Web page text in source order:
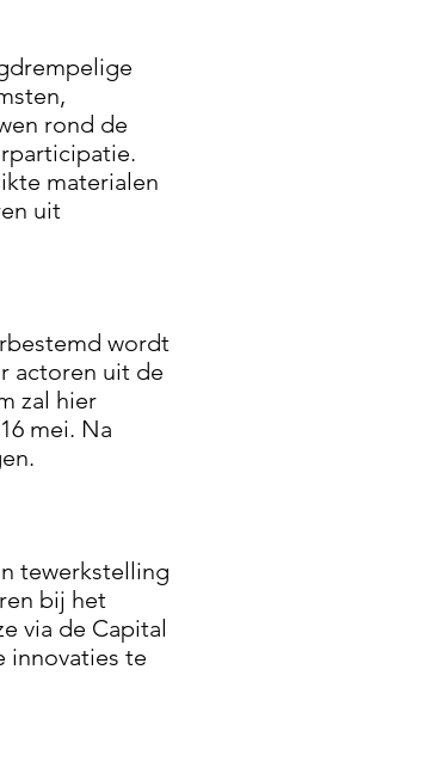
rond de
materialen
uit
wordt
actoren uit de
zal hier
mei. Na
tewerkstelling
bij het
via de Capital
innovaties te